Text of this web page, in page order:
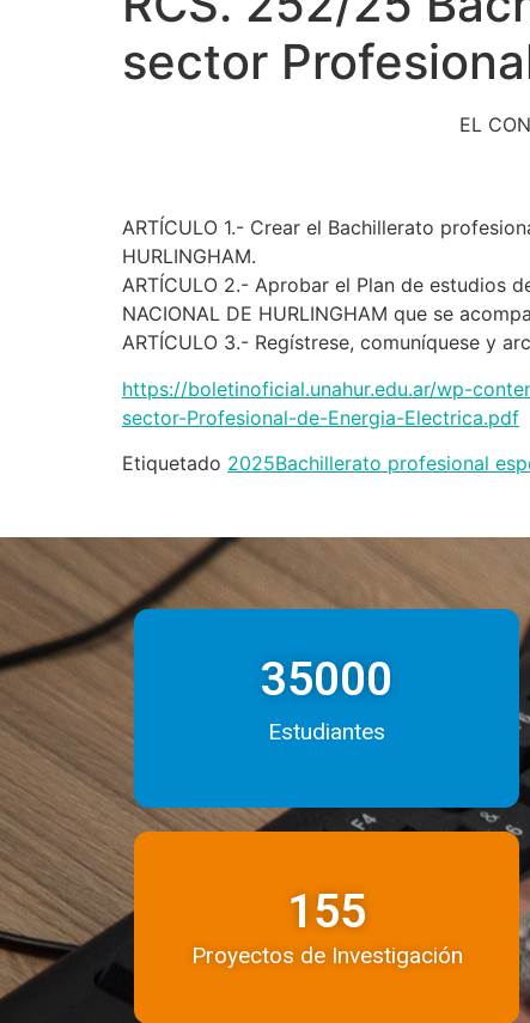
sector
EL
ARTÍCULO 1.- Crear el Bachillerato
HURLINGHAM.
ARTÍCULO 2.- Aprobar el Plan de estudios
NACIONAL DE HURLINGHAM que se
ARTÍCULO 3.- Regístrese, comuníquese y
https://boletinoficial.unahur.edu.ar/wp-
sector-Profesional-de-Energia-Electrica.pdf
Etiquetado 2025Bachillerato profesional
35000
Estudiantes
155
Proyectos de Investigación